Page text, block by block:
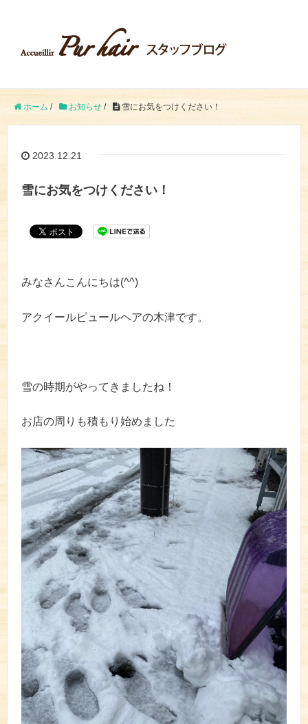
ホーム / お知らせ / 雪にお気をつけください！
2023.12.21
雪にお気をつけください！
みなさんこんにちは(^^)
アクイールピュールヘアの木津です。
雪の時期がやってきましたね！
お店の周りも積もり始めました